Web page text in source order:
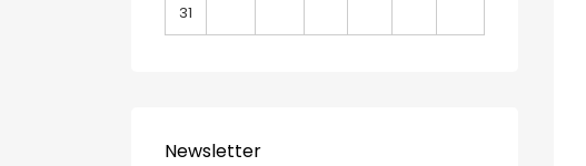
31
Newsletter